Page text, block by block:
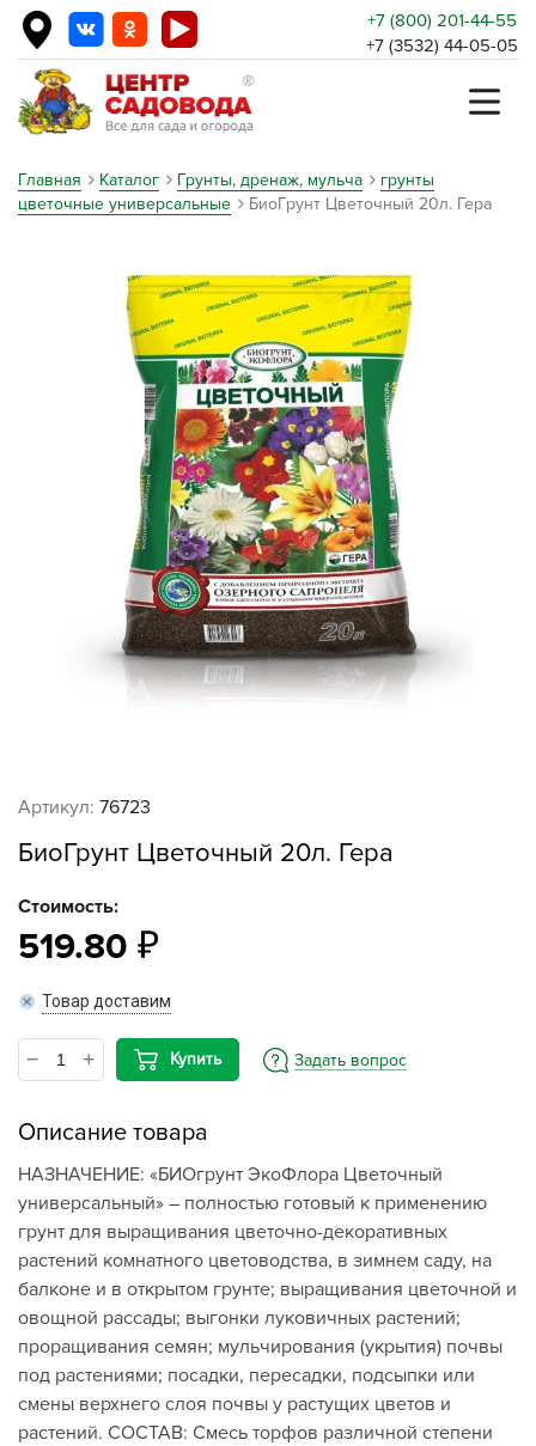
+7 (800) 201-44-55
+7 (3532) 44-05-05
Главная Каталог Грунты, дренаж, мульча
грунты
цветочные универсальные
БиоГрунт Цветочный 20л. Гера
Артикул: 76723
БиоГрунт Цветочный 20л. Гера
Стоимость:
519.80
Товар доставим
Купить Задать вопрос
Описание товара
НАЗНАЧЕНИЕ: «БИОгрунт ЭкоФлора Цветочный
универсальный» – полностью готовый к применению
грунт для выращивания цветочно-декоративных
растений комнатного цветоводства, в зимнем саду, на
балконе и в открытом грунте; выращивания цветочной и
овощной рассады; выгонки луковичных растений;
проращивания семян; мульчирования (укрытия) почвы
под растениями; посадки, пересадки, подсыпки или
смены верхнего слоя почвы у растущих цветов и
растений. СОСТАВ: Смесь торфов различной степени